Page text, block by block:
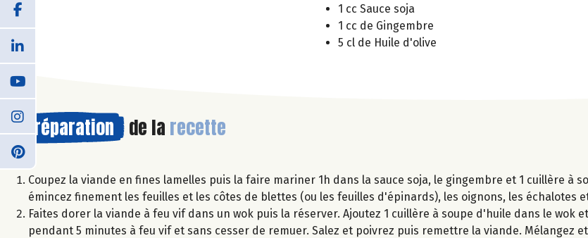
1 cc Sauce soja
1 cc de Gingembre
5 cl de Huile d'olive
Préparation de la recette
Coupez la viande en fines lamelles puis la faire mariner 1h dans la sauce soja, le gingembre et 1 cuillère à
émincez finement les feuilles et les côtes de blettes (ou les feuilles d'épinards), les oignons, les échalotes
Faites dorer la viande à feu vif dans un wok puis la réserver. Ajoutez 1 cuillère à soupe d'huile dans le wok
pendant 5 minutes à feu vif et sans cesser de remuer. Salez et poivrez puis remettre la viande. Mélangez